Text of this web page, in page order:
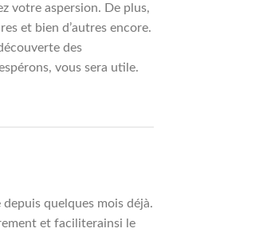
votre aspersion. De plus,
et bien d’autres encore.
des
vous sera utile.
quelques mois déjà.
et faciliterainsi le